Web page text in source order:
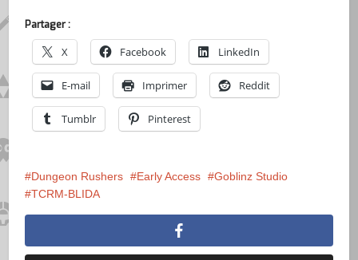
Partager :
X Facebook LinkedIn
E-mail Imprimer Reddit
Tumblr Pinterest
Dungeon Rushers Early Access
Goblinz Studio
TCRM-BLIDA